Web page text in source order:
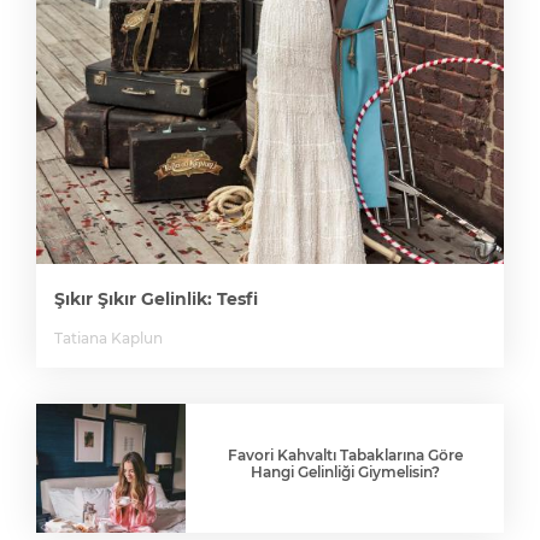
Şıkır Şıkır Gelinlik: Tesfi
Tatiana Kaplun
Favori Kahvaltı Tabaklarına Göre
Hangi Gelinliği Giymelisin?